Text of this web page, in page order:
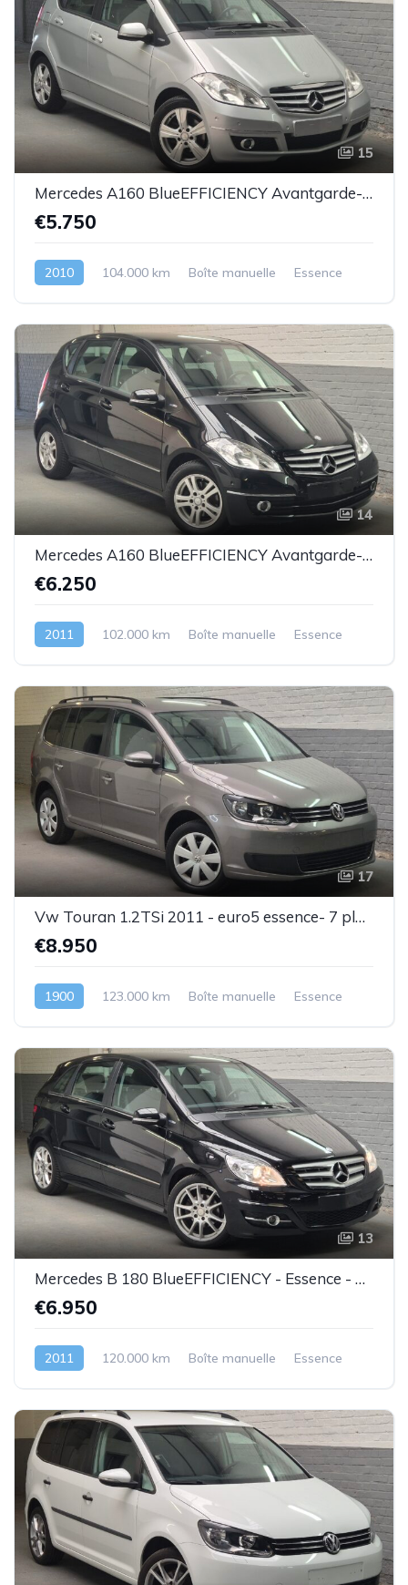
15
Mercedes A160 BlueEFFICIENCY Avantgarde-essence -2010-104.000km-Top état -Garantie
€5.750
2010 104.000 km Boîte manuelle Essence
14
Mercedes A160 BlueEFFICIENCY Avantgarde-essence -08/2011-102.000km-Top état -Garantie
€6.250
2011 102.000 km Boîte manuelle Essence
17
Vw Touran 1.2TSi 2011 - euro5 essence- 7 places - 1 prop .- Superbe état - Garantie
€8.950
1900 123.000 km Boîte manuelle Essence
13
Mercedes B 180 BlueEFFICIENCY - Essence - 04/2011 - Très bel état - Garantie
€6.950
2011 120.000 km Boîte manuelle Essence